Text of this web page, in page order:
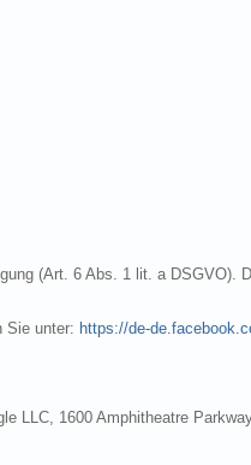
(Art. 6 Abs. 1 lit. a DSGVO).
Sie unter: https://de-
LLC, 1600 Amphitheatre